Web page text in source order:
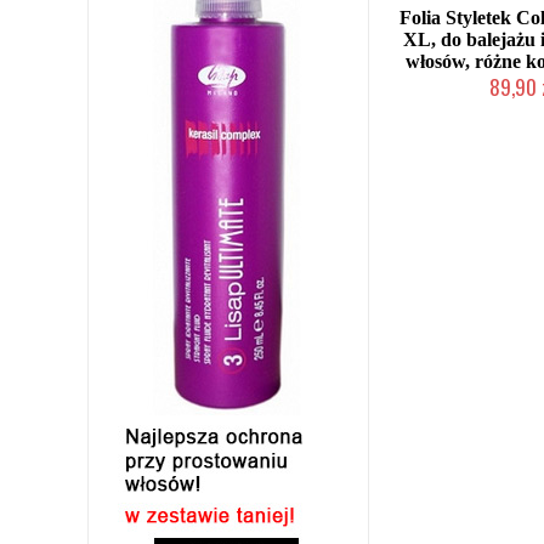
Folia Styletek
XL, do balejażu
włosów, różne
89,90